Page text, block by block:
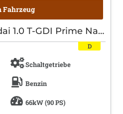
Fahrzeug
Hyundai i20 Hyundai 1.0 T-GDI Prime Navi|Kamera|Bose
Schaltgetriebe
Benzin
66kW (90 PS)
D